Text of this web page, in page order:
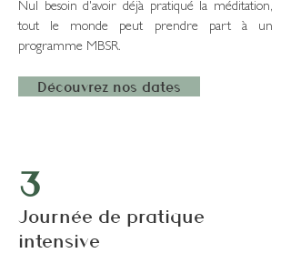
Nul besoin d'avoir déjà pratiqué la méditation,
tout le monde peut prendre part à un
programme MBSR.
Découvrez nos dates
3
Journée de pratique
intensive